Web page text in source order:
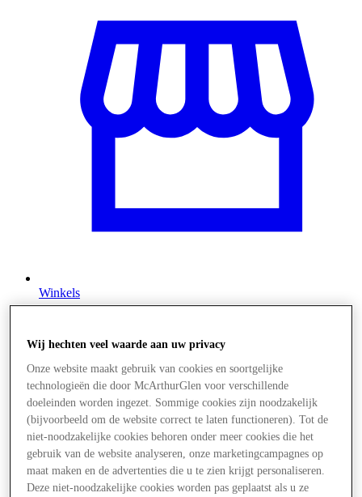
Winkels
Wij hechten veel waarde aan uw privacy
Onze website maakt gebruik van cookies en soortgelijke
technologieën die door McArthurGlen voor verschillende
doeleinden worden ingezet. Sommige cookies zijn noodzakelijk
(bijvoorbeeld om de website correct te laten functioneren). Tot de
niet-noodzakelijke cookies behoren onder meer cookies die het
gebruik van de website analyseren, onze marketingcampagnes op
maat maken en de advertenties die u te zien krijgt personaliseren.
Deze niet-noodzakelijke cookies worden pas geplaatst als u ze